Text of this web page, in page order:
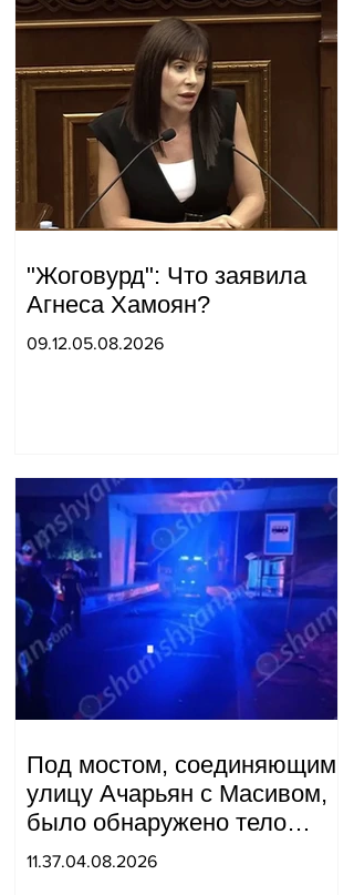
"Жоговурд": Что заявила
Агнеса Хамоян?
09.12.05.08.2026
Под мостом, соединяющим
улицу Ачарьян с Масивом,
было обнаружено тело
мужчины, на котором были
11.37.04.08.2026